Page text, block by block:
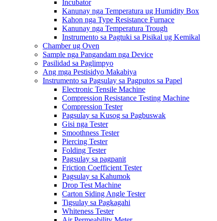
Incubator
Kanunay nga Temperatura ug Humidity Box
Kahon nga Type Resistance Furnace
Kanunay nga Temperatura Trough
Instrumento sa Pagtuki sa Pisikal ug Kemikal
Chamber ug Oven
Sample nga Pangandam nga Device
Pasilidad sa Paglimpyo
Ang mga Pestisidyo Makabiya
Instrumento sa Pagsulay sa Pagputos sa Papel
Electronic Tensile Machine
Compression Resistance Testing Machine
Compression Tester
Pagsulay sa Kusog sa Pagbuswak
Gisi nga Tester
Smoothness Tester
Piercing Tester
Folding Tester
Pagsulay sa pagpanit
Friction Coefficient Tester
Pagsulay sa Kahumok
Drop Test Machine
Carton Siding Angle Tester
Tigsulay sa Pagkagahi
Whiteness Tester